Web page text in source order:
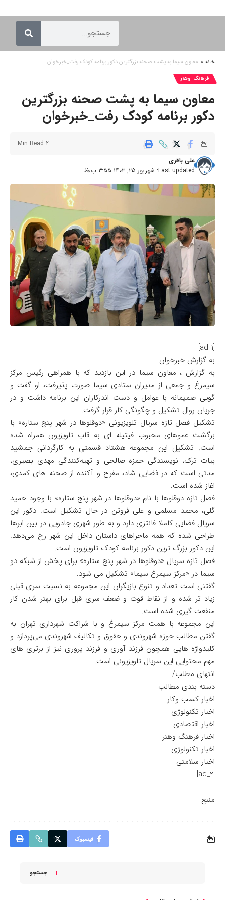
خانه » معاون سیما به پشت صحنه بزرگترین دکور برنامه کودک رفت_خبرخوان
فرهنگ وهنر
معاون سیما به پشت صحنه بزرگترین
دکور برنامه کودک رفت_خبرخوان
Last updated: شهریور ۲۵, ۱۴۰۳ ۳:۵۵ ب٫ظ
علی باقری
2 Min Read
[ad_1]
به گزارش خبرخوان
به گزارش ، معاون سیما در این بازدید که با همراهی رئیس مرکز
سیمرغ و جمعی از مدیران ستادی سیما صورت پذیرفت، او گفت و
گویی صمیمانه با عوامل و دست اندرکاران این برنامه داشت و در
جریان روال تشکیل و چگونگی کار قرار گرفت.
تشکیل فصل تازه سریال تلویزیونی «دوقلوها در شهر پنج ستاره» با
برگشت عموهای محبوب فیتیله ای به قاب تلویزیون همراه شده
است. تشکیل این مجموعه هشتاد قسمتی به کارگردانی جمشید
بیات ترک، نویسندگی حمزه صالحی و تهیه‌کنندگی مهدی بصیری،
مدتی است که در فضایی شاد، مفرح و آکنده از صحنه های کمدی،
اغاز شده است.
فصل تازه دوقلوها با نام «دوقلوها در شهر پنج ستاره» با وجود حمید
گلی، محمد مسلمی و علی فروتن در حال تشکیل است. دکور این
سریال فضایی کاملا فانتزی دارد و به طور شهری جادویی در بین ابرها
طراحی شده که همه ماجراهای داستان داخل این شهر رخ می‌دهد.
این دکور بزرگ ترین دکور برنامه کودک تلویزیون است.
فصل تازه سریال «دوقلوها در شهر پنج ستاره» برای پخش از شبکه دو
سیما در «مرکز سیمرغ سیما» تشکیل می شود.
گفتنی است تعداد و تنوع بازیگران این مجموعه به نسبت سری قبلی
زیاد تر شده و از نقاط قوت و ضعف سری قبل برای بهتر شدن کار
منفعت گیری شده است.
این مجموعه با همت مرکز سیمرغ و با شراکت شهرداری تهران به
گفتن مطالب حوزه شهروندی و حقوق و تکالیف شهروندی می‌پردازد و
کلیدواژه هایی همچون فرزند آوری و فرزند پروری نیز از برتری های
مهم محتوایی این سریال تلویزیونی است.
انتهای مطلب/
دسته بندی مطالب
اخبار کسب وکار
اخبار تکنولوژی
اخبار اقتصادی
اخبار فرهنگ وهنر
اخبار تکنولوژی
اخبار سلامتی
[ad_2]
منبع
فیسبوک
جستجو